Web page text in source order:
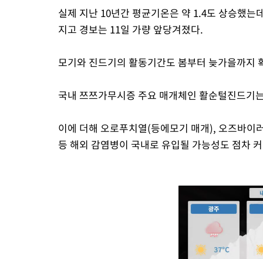
실제 지난 10년간 평균기온은 약 1.4도 상승했
지고 경보는 11일 가량 앞당겨졌다.
모기와 진드기의 활동기간도 봄부터 늦가을까지
국내 쯔쯔가무시증 주요 매개체인 활순털진드
이에 더해 오로푸치열(등에모기 매개), 오즈바
등 해외 감염병이 국내로 유입될 가능성도 점차